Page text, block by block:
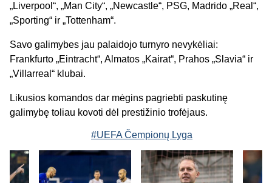
„Liverpool“, „Man City“, „Newcastle“, PSG, Madrido „Real“,
„Sporting“ ir „Tottenham“.
Savo galimybes jau palaidojo turnyro nevykėliai:
Frankfurto „Eintracht“, Almatos „Kairat“, Prahos „Slavia“ ir
„Villarreal“ klubai.
Likusios komandos dar mėgins pagriebti paskutinę
galimybę toliau kovoti dėl prestižinio trofėjaus.
#UEFA Čempionų Lyga